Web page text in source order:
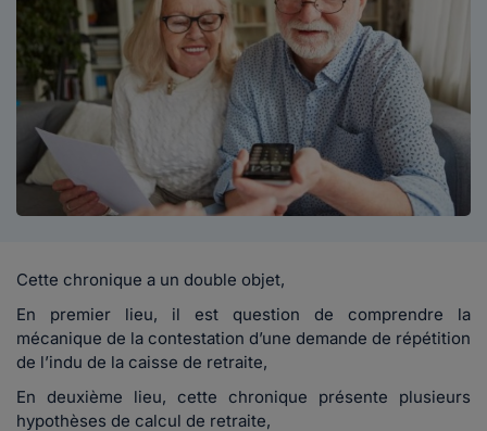
Cette chronique a un double objet,
En premier lieu, il est question de comprendre la
mécanique de la contestation d’une demande de répétition
de l’indu de la caisse de retraite,
En deuxième lieu, cette chronique présente plusieurs
hypothèses de calcul de retraite,